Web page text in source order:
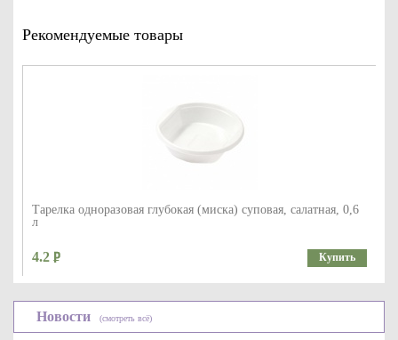
Рекомендуемые товары
Тарелка одноразовая глубокая (миска) суповая, салатная, 0,6
л
4.2 Купить
Новости (смотреть всё)